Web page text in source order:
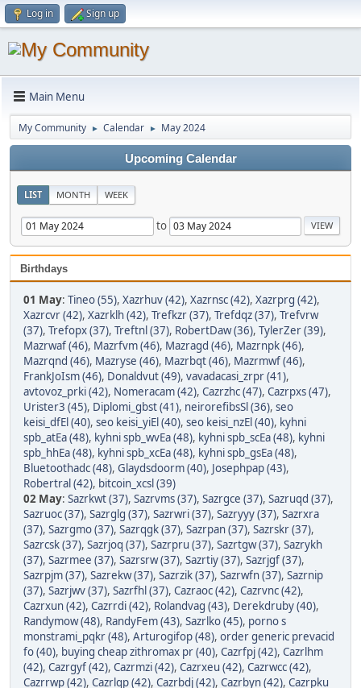
Log in Sign up
Main Menu
My Community ► Calendar ► May 2024
Upcoming Calendar
LIST MONTH WEEK
to
Birthdays
01 May: Tineo (55), Xazrhuv (42), Xazrnsc (42), Xazrprg (42),
Xazrcvr (42), Xazrklh (42), Trefkzr (37), Trefdqz (37), Trefvrw
(37), Trefopx (37), Treftnl (37), RobertDaw (36), TylerZer (39),
Mazrwaf (46), Mazrfvm (46), Mazragd (46), Mazrnpk (46),
Mazrqnd (46), Mazryse (46), Mazrbqt (46), Mazrmwf (46),
FrankJoIsm (46), Donaldvut (49), vavadacasi_zrpr (41),
avtovoz_prki (42), Nomeracam (42), Cazrzhc (47), Cazrpxs (47),
Urister3 (45), Diplomi_gbst (41), neirorefibsSl (36), seo
keisi_dfEl (40), seo keisi_yiEl (40), seo keisi_nzEl (40), kyhni
spb_atEa (48), kyhni spb_wvEa (48), kyhni spb_scEa (48), kyhni
spb_hhEa (48), kyhni spb_xcEa (48), kyhni spb_gsEa (48),
Bluetoothadc (48), Glaydsdoorm (40), Josephpap (43),
Robertral (42), bitcoin_xcsl (39)
02 May: Sazrkwt (37), Sazrvms (37), Sazrgce (37), Sazruqd (37),
Sazruoc (37), Sazrglg (37), Sazrwri (37), Sazryyy (37), Sazrxra
(37), Sazrgmo (37), Sazrqgk (37), Sazrpan (37), Sazrskr (37),
Sazrcsk (37), Sazrjoq (37), Sazrpru (37), Sazrtgw (37), Sazrykh
(37), Sazrmee (37), Sazrsrw (37), Sazrtiy (37), Sazrjgf (37),
Sazrpjm (37), Sazrekw (37), Sazrzik (37), Sazrwfn (37), Sazrnip
(37), Sazrjwv (37), Sazrfhl (37), Cazraoc (42), Cazrvnc (42),
Cazrxun (42), Cazrrdi (42), Rolandvag (43), Derekdruby (40),
Randymow (48), RandyFem (43), Sazrlko (45), porno s
monstrami_pqkr (48), Arturogifop (48), order generic prevacid
fo (40), buying cheap zithromax pr (40), Cazrfpj (42), Cazrlhm
(42), Cazrgyf (42), Cazrmzi (42), Cazrxeu (42), Cazrwcc (42),
Cazrrwp (42), Cazrlqp (42), Cazrbdj (42), Cazrbyn (42), Cazrpku